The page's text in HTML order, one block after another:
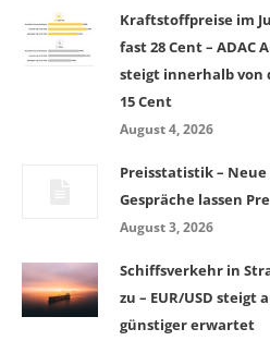
Kraftstoffpreise im
fast 28 Cent – ADAC
steigt innerhalb von
15 Cent
August 4, 2026
Preisstatistik –
Gespräche lassen
August 3, 2026
Schiffsverkehr in
zu – EUR/USD steigt
günstiger erwartet